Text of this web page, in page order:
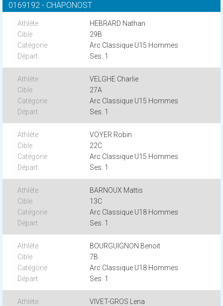
0169192 - CHAPONOST
HEBRARD Nathan
29B
Arc Classique U15 Hommes
Ses. 1
VELGHE Charlie
27A
Arc Classique U15 Hommes
Ses. 1
VOYER Robin
22C
Arc Classique U15 Hommes
Ses. 1
BARNOUX Mattis
13C
Arc Classique U18 Hommes
Ses. 1
BOURGUIGNON Benoit
7B
Arc Classique U18 Hommes
Ses. 1
VIVET-GROS Lena